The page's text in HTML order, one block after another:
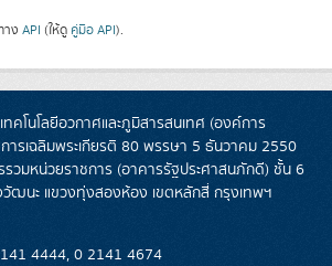
ง API (ให้ดู คู่มือ API).
โนโลยีอวกาศและภูมิสารสนเทศ (องค์การ
ารเฉลิมพระเกียรติ 80 พรรษา 5 ธันวาคม 2550
รวมหน่วยราชการ (อาคารรัฐประศาสนภักดี) ชั้น 6
วัฒนะ แขวงทุ่งสองห้อง เขตหลักสี่ กรุงเทพฯ
4444, 0 2141 4674